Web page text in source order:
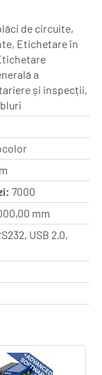
de circuite,
Etichetare în
a
și inspecții,
7000
mm
USB 2.0,